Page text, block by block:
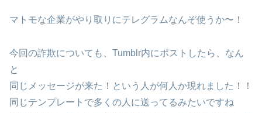
マトモな企業がやり取りにテレグラムなんぞ使うか〜！
今回の詐欺についても、Tumblr内にポストしたら、なん
と
同じメッセージが来た！という人が何人か現れました！！
同じテンプレートで多くの人に送ってるみたいですね